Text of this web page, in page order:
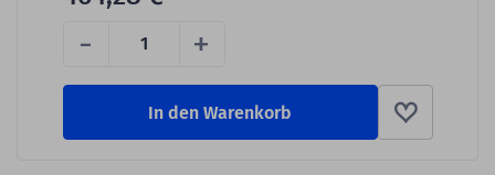
- +
In den Warenkorb